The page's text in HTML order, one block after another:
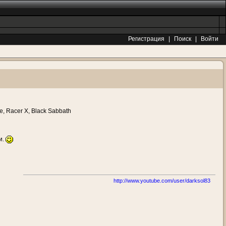
Регистрация Поиск
Войти
Racer X, Black Sabbath
http://www.youtube.com/user/darksol83